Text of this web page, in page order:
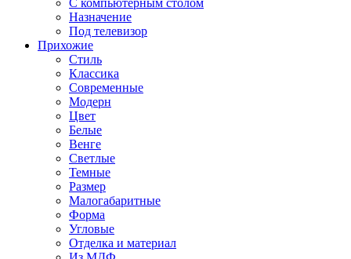
С компьютерным столом
Назначение
Под телевизор
Прихожие
Стиль
Классика
Современные
Модерн
Цвет
Белые
Венге
Светлые
Темные
Размер
Малогабаритные
Форма
Угловые
Отделка и материал